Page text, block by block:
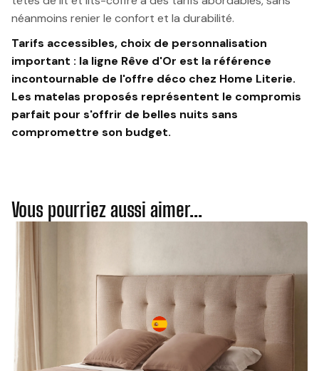
néanmoins renier le confort et la durabilité.
Tarifs accessibles, choix de personnalisation
important : la ligne Rêve d'Or est la référence
incontournable de l'offre déco chez Home Literie.
Les matelas proposés représentent le compromis
parfait pour s'offrir de belles nuits sans
compromettre son budget.
Vous pourriez aussi aimer...